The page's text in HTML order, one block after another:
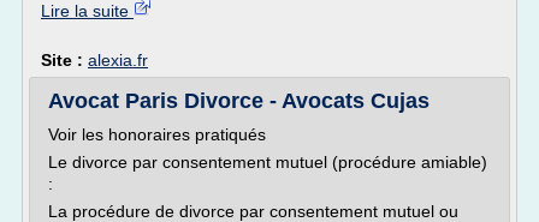
Lire la suite
Site : alexia.fr
Avocat Paris Divorce - Avocats Cujas
Voir les honoraires pratiqués
Le divorce par consentement mutuel (procédure amiable)
:
La procédure de divorce par consentement mutuel ou